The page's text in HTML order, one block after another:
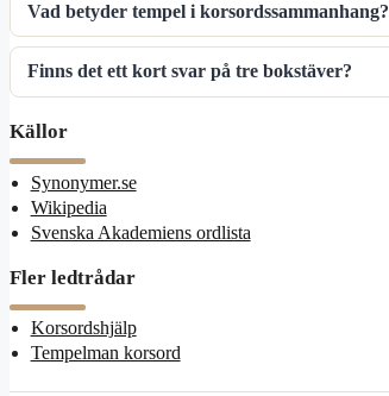
Vad betyder tempel i korsordssammanhang?
Finns det ett kort svar på tre bokstäver?
Källor
Synonymer.se
Wikipedia
Svenska Akademiens ordlista
Fler ledtrådar
Korsordshjälp
Tempelman korsord